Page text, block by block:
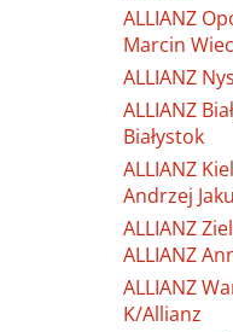
ALLIANZ
Marcin
ALLIANZ
ALLIANZ
Białystok
ALLIANZ
Andrzej
ALLIANZ
ALLIANZ
ALLIANZ
K/Allianz